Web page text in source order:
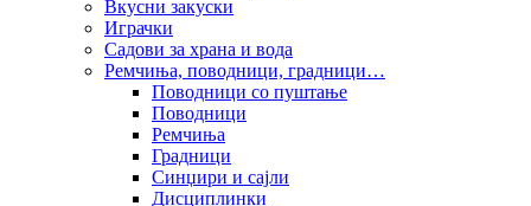
Вкусни закуски
Играчки
Садови за храна и вода
Ремчиња, поводници, градници…
Поводници со пуштање
Поводници
Ремчиња
Градници
Синџири и сајли
Дисциплинки